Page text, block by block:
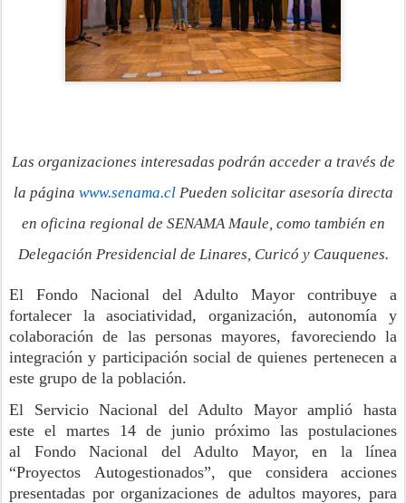
Las organizaciones interesadas podrán acceder a través de
la página www.senama.cl Pueden solicitar asesoría directa
en oficina regional de SENAMA Maule, como también en
Delegación Presidencial de Linares, Curicó y Cauquenes.
El Fondo Nacional del Adulto Mayor contribuye a
fortalecer laasociatividad, organización, autonomía y
colaboración de las personas mayores, favoreciendo la
integración y participación social de quienes pertenecen a
este grupo de la población.
El Servicio Nacional del Adulto Mayor amplió hasta
este el martes 14 de junio próximo las postulaciones
al Fondo Nacional del Adulto Mayor, en la línea
“Proyectos Autogestionados”, que considera acciones
presentadas por organizaciones de adultos mayores, para